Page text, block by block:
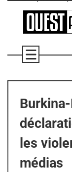
les
médias